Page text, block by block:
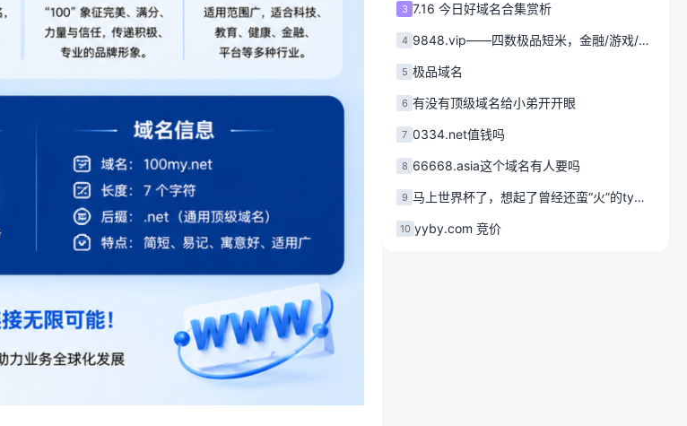
3 7.16 今日好域名合集赏析
4 9848.vip——四数极品短米，金融/游戏/会员平台首选 ?
5 极品域名
6 有没有顶级域名给小弟开开眼
7 0334.net值钱吗
8 66668.asia这个域名有人要吗
9 马上世界杯了，想起了曾经还蛮“火”的ty域名
10 yyby.com 竞价